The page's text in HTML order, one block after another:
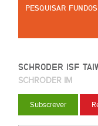
PESQUISAR FUNDOS
SCHRODER ISF
SCHRODER IM
Subscrever